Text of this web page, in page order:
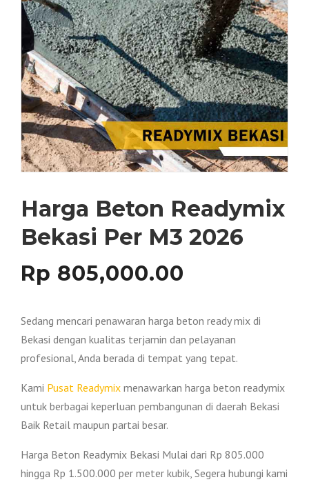
Harga Beton Readymix
Bekasi Per M3 2026
Rp 805,000.00
Sedang mencari penawaran harga beton ready mix di
Bekasi dengan kualitas terjamin dan pelayanan
profesional, Anda berada di tempat yang tepat.
Kami Pusat Readymix menawarkan harga beton readymix
untuk berbagai keperluan pembangunan di daerah Bekasi
Baik Retail maupun partai besar.
Harga Beton Readymix Bekasi Mulai dari Rp 805.000
hingga Rp 1.500.000 per meter kubik, Segera hubungi kami